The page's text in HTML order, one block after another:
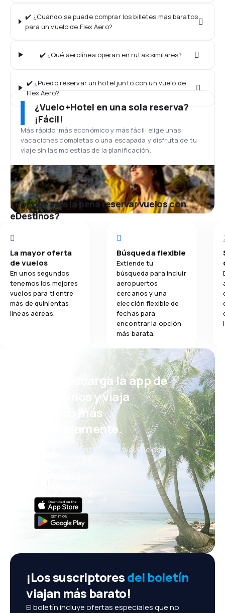
✔️ ¿Cuándo se puede comprar los billetes más baratos
para un vuelo de Flex Aero?
✔️ ¿Qué aerolínea operan en rutas similares?
✔️ ¿Puedo reservar un hotel junto con un vuelo de
Flex Aero?
¿Vuelo+Hotel en una sola reserva?
¡Fácil!
Más rápido, más económico y más fácil: elige unas
vacaciones completas o una escapada y disfruta de tu
viaje sin las molestias de la planificación.
¿Por qué vale la pena reservar vuelos con
eDestinos?
La mayor oferta
de vuelos
En unos segundos
tenemos los mejores
vuelos para ti entre
más de quinientas
líneas aéreas.
Búsqueda flexible
Extiende tu
búsqueda para incluir
aeropuertos
cercanos y una
elección flexible de
fechas para
encontrar la opción
más barata.
¡Eh! Descarga la app de
eDestinos y viaja
incluso más
cómodamente.
Nuevas ofertas cada día: vuelos,
vacaciones, escapadas
Cómoda gestión de reservas
¡Todo lo que importa, siempre al
¡Los suscriptoresdel boletín
viajan más barato!
El boletín incluye ofertas especiales que no